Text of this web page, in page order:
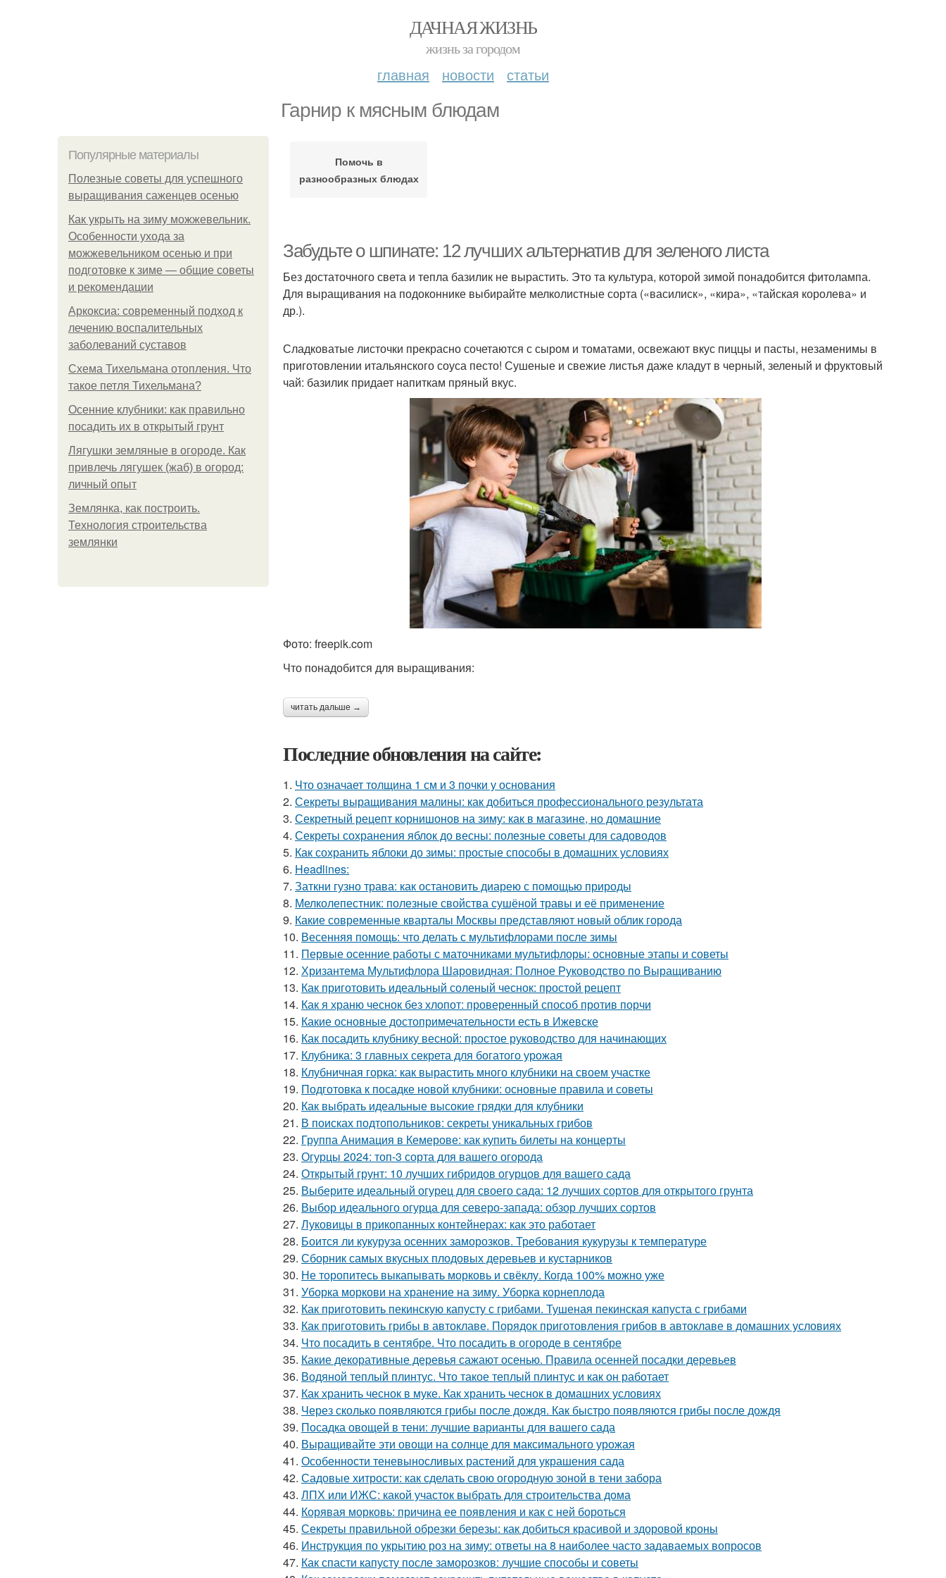
ДАЧНАЯ ЖИЗНЬ
жизнь за городом
главная новости статьи
Гарнир к мясным блюдам
Популярные материалы
Полезные советы для успешного
выращивания саженцев осенью
Как укрыть на зиму можжевельник.
Особенности ухода за
можжевельником осенью и при
подготовке к зиме — общие советы
и рекомендации
Аркоксиа: современный подход к
лечению воспалительных
заболеваний суставов
Схема Тихельмана отопления. Что
такое петля Тихельмана?
Осенние клубники: как правильно
посадить их в открытый грунт
Лягушки земляные в огороде. Как
привлечь лягушек (жаб) в огород:
личный опыт
Землянка, как построить.
Технология строительства
землянки
Помочь в
разнообразных блюдах
Забудьте о шпинате: 12 лучших альтернатив для зеленого листа
Без достаточного света и тепла базилик не вырастить. Это та культура, которой зимой понадобится фитолампа.
Для выращивания на подоконнике выбирайте мелколистные сорта («василиск», «кира», «тайская королева» и
др.).
Сладковатые листочки прекрасно сочетаются с сыром и томатами, освежают вкус пиццы и пасты, незаменимы в
приготовлении итальянского соуса песто! Сушеные и свежие листья даже кладут в черный, зеленый и фруктовый
чай: базилик придает напиткам пряный вкус.
Фото: freepik.com
Что понадобится для выращивания:
читать дальше →
Последние обновления на сайте:
1. Что означает толщина 1 см и 3 почки у основания
2. Секреты выращивания малины: как добиться профессионального результата
3. Секретный рецепт корнишонов на зиму: как в магазине, но домашние
4. Секреты сохранения яблок до весны: полезные советы для садоводов
5. Как сохранить яблоки до зимы: простые способы в домашних условиях
6. Headlines:
7. Заткни гузно трава: как остановить диарею с помощью природы
8. Мелколепестник: полезные свойства сушёной травы и её применение
9. Какие современные кварталы Москвы представляют новый облик города
10. Весенняя помощь: что делать с мультифлорами после зимы
11. Первые осенние работы с маточниками мультифлоры: основные этапы и советы
12. Хризантема Мультифлора Шаровидная: Полное Руководство по Выращиванию
13. Как приготовить идеальный соленый чеснок: простой рецепт
14. Как я храню чеснок без хлопот: проверенный способ против порчи
15. Какие основные достопримечательности есть в Ижевске
16. Как посадить клубнику весной: простое руководство для начинающих
17. Клубника: 3 главных секрета для богатого урожая
18. Клубничная горка: как вырастить много клубники на своем участке
19. Подготовка к посадке новой клубники: основные правила и советы
20. Как выбрать идеальные высокие грядки для клубники
21. В поисках подтопольников: секреты уникальных грибов
22. Группа Анимация в Кемерове: как купить билеты на концерты
23. Огурцы 2024: топ-3 сорта для вашего огорода
24. Открытый грунт: 10 лучших гибридов огурцов для вашего сада
25. Выберите идеальный огурец для своего сада: 12 лучших сортов для открытого грунта
26. Выбор идеального огурца для северо-запада: обзор лучших сортов
27. Луковицы в прикопанных контейнерах: как это работает
28. Боится ли кукуруза осенних заморозков. Требования кукурузы к температуре
29. Сборник самых вкусных плодовых деревьев и кустарников
30. Не торопитесь выкапывать морковь и свёклу. Когда 100% можно уже
31. Уборка моркови на хранение на зиму. Уборка корнеплода
32. Как приготовить пекинскую капусту с грибами. Тушеная пекинская капуста с грибами
33. Как приготовить грибы в автоклаве. Порядок приготовления грибов в автоклаве в домашних условиях
34. Что посадить в сентябре. Что посадить в огороде в сентябре
35. Какие декоративные деревья сажают осенью. Правила осенней посадки деревьев
36. Водяной теплый плинтус. Что такое теплый плинтус и как он работает
37. Как хранить чеснок в муке. Как хранить чеснок в домашних условиях
38. Через сколько появляются грибы после дождя. Как быстро появляются грибы после дождя
39. Посадка овощей в тени: лучшие варианты для вашего сада
40. Выращивайте эти овощи на солнце для максимального урожая
41. Особенности теневыносливых растений для украшения сада
42. Садовые хитрости: как сделать свою огородную зоной в тени забора
43. ЛПХ или ИЖС: какой участок выбрать для строительства дома
44. Корявая морковь: причина ее появления и как с ней бороться
45. Секреты правильной обрезки березы: как добиться красивой и здоровой кроны
46. Инструкция по укрытию роз на зиму: ответы на 8 наиболее часто задаваемых вопросов
47. Как спасти капусту после заморозков: лучшие способы и советы